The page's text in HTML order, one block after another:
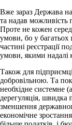
Вже зараз Держава
та надав можливість
Проте не кожен
умови, бо у багатьох
частині реєстрації
умови, якими надалі
Також для
добровільною. Та
необхідне системне
дерегуляція, швидка
зменшення
економічне